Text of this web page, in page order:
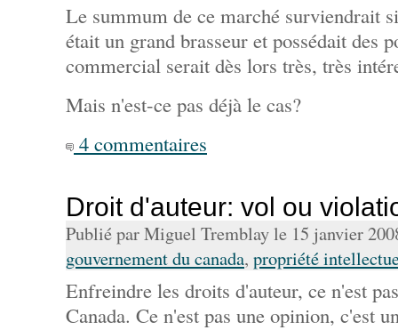
Le summum de ce marché surviendrait
était un grand brasseur et possédait des
commercial serait dès lors très, très
Mais n'est-ce pas déjà le cas?
4 commentaires
Droit d'auteur: vol ou
Publié par Miguel Tremblay le 15 janvier
gouvernement du canada, propriété
Enfreindre les droits d'auteur, ce n'est
Canada. Ce n'est pas une opinion, c'est